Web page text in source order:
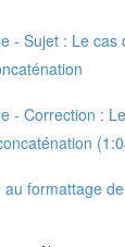
- Sujet : Le cas
- Correction :
au formattage